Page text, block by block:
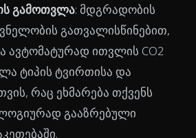
გამოთვლა: მდგრადობის
გათვალისწინებით,
ავტომატურად ითვლის CO2
ტიპის ტვირთისა და
რაც ეხმარება თქვენს
გააზრებული